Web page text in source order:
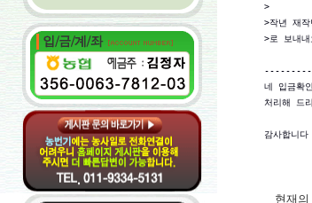
>
>작년 재
>로 보내
네 입금확
처리해 드
감사합니다
현재